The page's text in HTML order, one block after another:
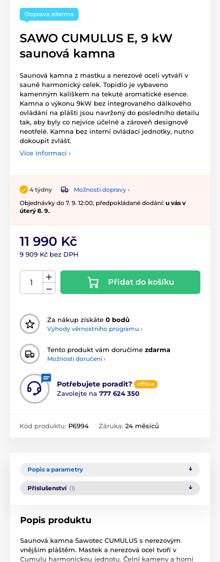
Doprava zdarma
SAWO CUMULUS E, 9 kW
saunová kamna
Saunová kamna z mastku a nerezové oceli vytváří v
sauně harmonický celek. Topidlo je vybaveno
kamenným kalíškem na tekuté aromatické esence.
Kamna o výkonu 9kW bez integrovaného dálkového
ovládání na plášti jsou navržený do posledního detailu
tak, aby byly co nejvíce účelné a zároveň designově
neotřelé. Kamna bez interní ovládací jednotky, nutno
dokoupit zvlášť.
Více informací ›
4 týdny
Možnosti dopravy ›
Objednávky do 7. 9. 12:00, předpokládané dodání: u vás v
úterý 8. 9.
11 990 Kč
9 909 Kč bez DPH
Přidat do košíku
Za nákup získáte 0 bodů
Výhody věrnostního programu ›
Tento produkt vám doručíme zdarma
Možnosti doručení ›
Potřebujete poradit? offline
Zavolejte na 777 624 350
Kód produktu: P6994 Záruka: 24 měsíců
Popis a parametry
Příslušenství (1)
Popis produktu
Saunová kamna Sawotec CUMULUS s nerezovým
vnějším pláštěm. Mastek a nerezová ocel tvoří v
Cumulu harmonickou jednotu. Čelní kameny a horní